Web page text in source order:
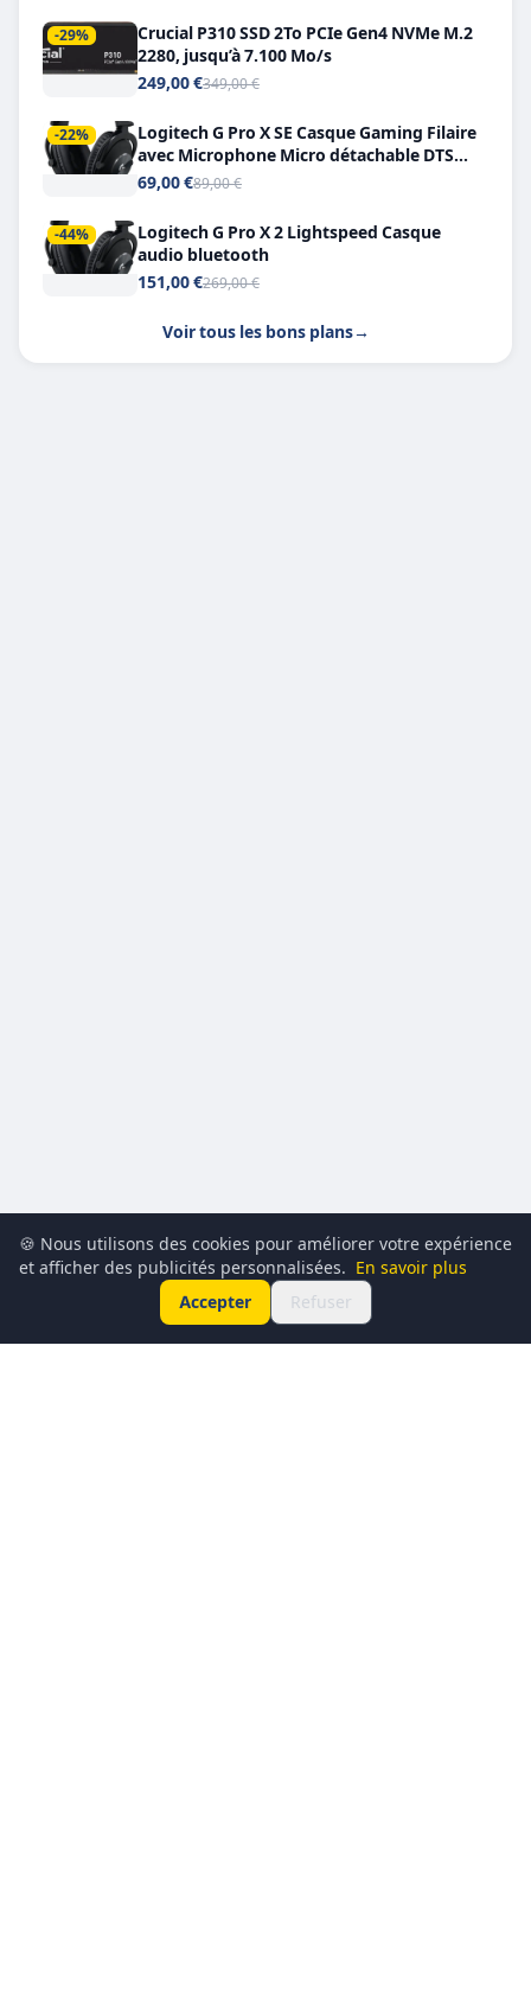
-29%
Crucial P310 SSD 2To PCIe Gen4 NVMe M.2
2280, jusqu’à 7.100 Mo/s
249,00 €349,00 €
-22%
Logitech G Pro X SE Casque Gaming Filaire
avec Microphone Micro détachable DTS
Headphone X 7.1
69,00 €89,00 €
-44%
Logitech G Pro X 2 Lightspeed Casque
audio bluetooth
151,00 €269,00 €
Voir tous les bons plans→
🍪 Nous utilisons des cookies pour améliorer votre expérience
et afficher des publicités personnalisées. En savoir plus
Accepter
Refuser